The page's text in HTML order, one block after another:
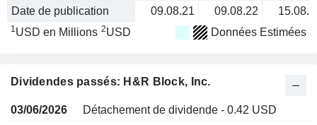
Date de publication 09.08.21 09.08.22
1USD en Millions 2USD Données Estimées
Dividendes passés: H&R Block, Inc.
03/06/2026
Détachement de dividende - 0.42 USD